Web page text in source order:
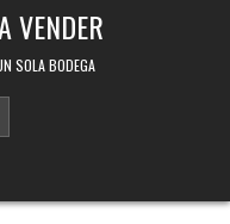
VENDER
SOLA BODEGA